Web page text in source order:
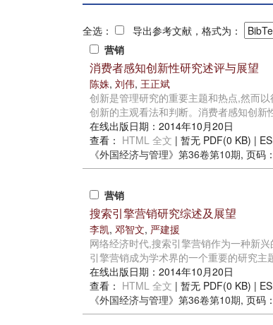
全选：
导出参考文献，格式为：
营销
消费者感知创新性研究述评与展望
陈姝, 刘伟, 王正斌
创新是管理研究的重要主题和热点,然而
创新的主观看法和判断。消费者感知创
在线出版日期：2014年10月20日
查看： HTML 全文 | 暂无 PDF(0 KB) |
《外国经济与管理》 第36卷第10期, 页码
营销
搜索引擎营销研究综述及展望
李凯, 邓智文, 严建援
网络经济时代,搜索引擎营销作为一种新
引擎营销成为学术界的一个重要的研究
在线出版日期：2014年10月20日
查看： HTML 全文 | 暂无 PDF(0 KB) |
《外国经济与管理》 第36卷第10期, 页码